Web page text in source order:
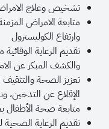
تشخيص وعلاج
متابعة الامراض
وارتفاع الكوليسترول
تقديم الرعاية
والكشف المبكر عن
تعزيز الصحة
الإقلاع عن التدخين،
متابعة صحة الأطفال
تقديم الرعاية